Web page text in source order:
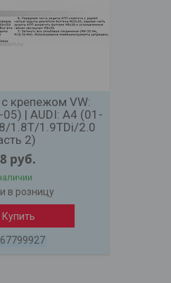
крепежом VW:
05) | AUDI: A4 (01-
1.8T/1.9TDi/2.0
2)
руб.
в розницу
Купить
67799927